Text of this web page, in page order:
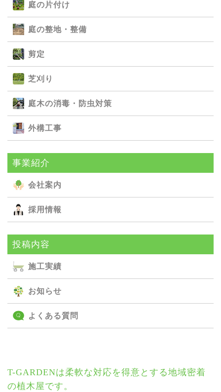
庭の⽚付け
庭の整地・整備
剪定
芝刈り
庭⽊の消毒・防⾍対策
外構⼯事
事業紹介
会社案内
採用情報
投稿内容
施⼯実績
お知らせ
よくある質問
T-GARDENは柔軟な対応を得意とする地域密着
の植木屋です。